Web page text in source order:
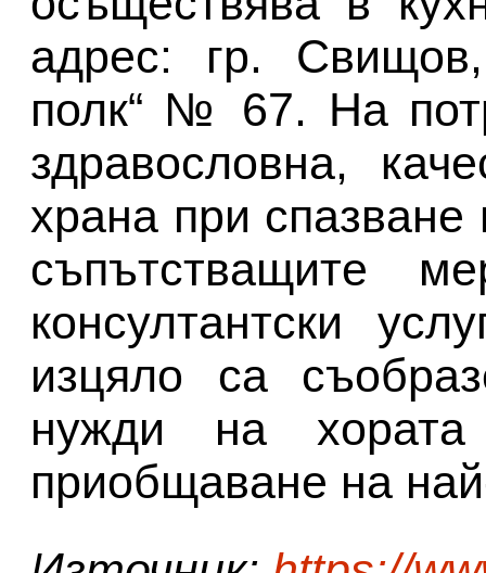
адрес: гр.
полк“ № 67. На
здравословна,
храна при
съпътстващите
консултантски
изцяло са
нужди на
приобщаване на